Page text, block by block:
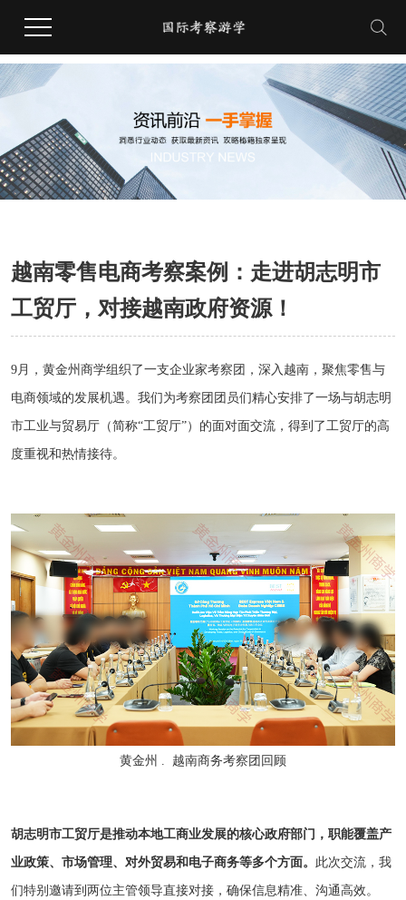
越南零售电商考察案例：走进胡志明市
工贸厅，对接越南政府资源！
9月，黄金州商学组织了一支企业家考察团，深入越南，聚焦零售与
电商领域的发展机遇。我们为考察团团员们精心安排了一场与胡志明
市工业与贸易厅（简称“工贸厅”）的面对面交流，得到了工贸厅的高
度重视和热情接待。
黄金州 . 越南商务考察团回顾
胡志明市工贸厅是推动本地工商业发展的核心政府部门，职能覆盖产
业政策、市场管理、对外贸易和电子商务等多个方面。 此次交流，我
们特别邀请到两位主管领导直接对接，确保信息精准、沟通高效。